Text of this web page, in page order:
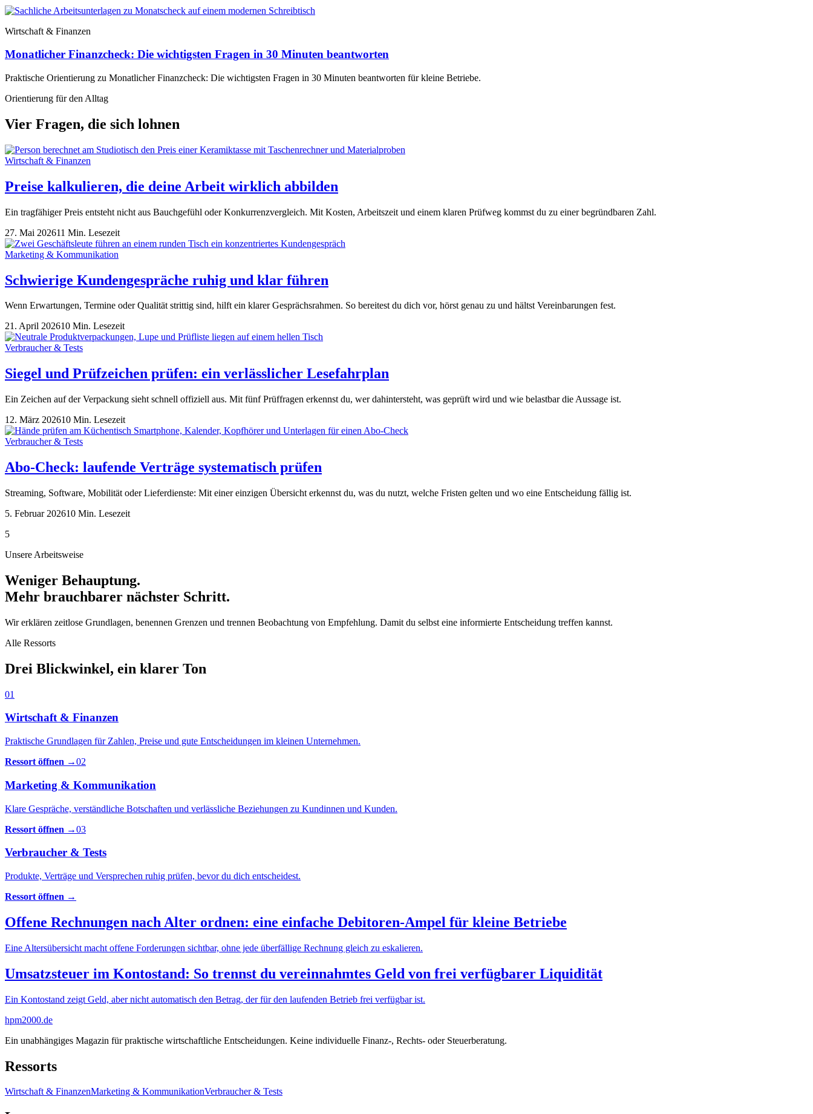
Wirtschaft & Finanzen
Monatlicher Finanzcheck: Die wichtigsten Fragen in 30 Minuten beantworten
Praktische Orientierung zu Monatlicher Finanzcheck: Die wichtigsten Fragen in 30 Minuten beantworten für kleine Betriebe.
Orientierung für den Alltag
Vier Fragen, die sich lohnen
Wirtschaft & Finanzen
Preise kalkulieren, die deine Arbeit wirklich abbilden
Ein tragfähiger Preis entsteht nicht aus Bauchgefühl oder Konkurrenzvergleich. Mit Kosten, Arbeitszeit und einem klaren Prüfweg kommst du zu einer begründbaren Zahl.
27. Mai 202611 Min. Lesezeit
Marketing & Kommunikation
Schwierige Kundengespräche ruhig und klar führen
Wenn Erwartungen, Termine oder Qualität strittig sind, hilft ein klarer Gesprächsrahmen. So bereitest du dich vor, hörst genau zu und hältst Vereinbarungen fest.
21. April 202610 Min. Lesezeit
Verbraucher & Tests
Siegel und Prüfzeichen prüfen: ein verlässlicher Lesefahrplan
Ein Zeichen auf der Verpackung sieht schnell offiziell aus. Mit fünf Prüffragen erkennst du, wer dahintersteht, was geprüft wird und wie belastbar die Aussage ist.
12. März 202610 Min. Lesezeit
Verbraucher & Tests
Abo-Check: laufende Verträge systematisch prüfen
Streaming, Software, Mobilität oder Lieferdienste: Mit einer einzigen Übersicht erkennst du, was du nutzt, welche Fristen gelten und wo eine Entscheidung fällig ist.
5. Februar 202610 Min. Lesezeit
5
Unsere Arbeitsweise
Weniger Behauptung.
Mehr brauchbarer nächster Schritt.
Wir erklären zeitlose Grundlagen, benennen Grenzen und trennen Beobachtung von Empfehlung. Damit du selbst eine informierte Entscheidung treffen kannst.
Alle Ressorts
Drei Blickwinkel, ein klarer Ton
01
Wirtschaft & Finanzen
Praktische Grundlagen für Zahlen, Preise und gute Entscheidungen im kleinen Unternehmen.
Ressort öffnen →02
Marketing & Kommunikation
Klare Gespräche, verständliche Botschaften und verlässliche Beziehungen zu Kundinnen und Kunden.
Ressort öffnen →03
Verbraucher & Tests
Produkte, Verträge und Versprechen ruhig prüfen, bevor du dich entscheidest.
Ressort öffnen →
Offene Rechnungen nach Alter ordnen: eine einfache Debitoren-Ampel für kleine Betriebe
Eine Altersübersicht macht offene Forderungen sichtbar, ohne jede überfällige Rechnung gleich zu eskalieren.
Umsatzsteuer im Kontostand: So trennst du vereinnahmtes Geld von frei verfügbarer Liquidität
Ein Kontostand zeigt Geld, aber nicht automatisch den Betrag, der für den laufenden Betrieb frei verfügbar ist.
hpm2000.de
Ein unabhängiges Magazin für praktische wirtschaftliche Entscheidungen. Keine individuelle Finanz-, Rechts- oder Steuerberatung.
Ressorts
Wirtschaft & FinanzenMarketing & KommunikationVerbraucher & Tests